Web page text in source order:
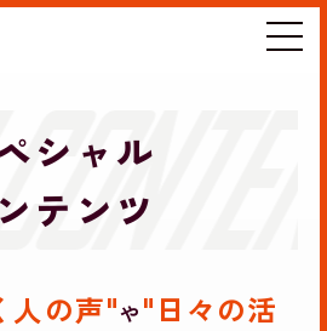
シャル
テンツ
人の声"や "日々の活